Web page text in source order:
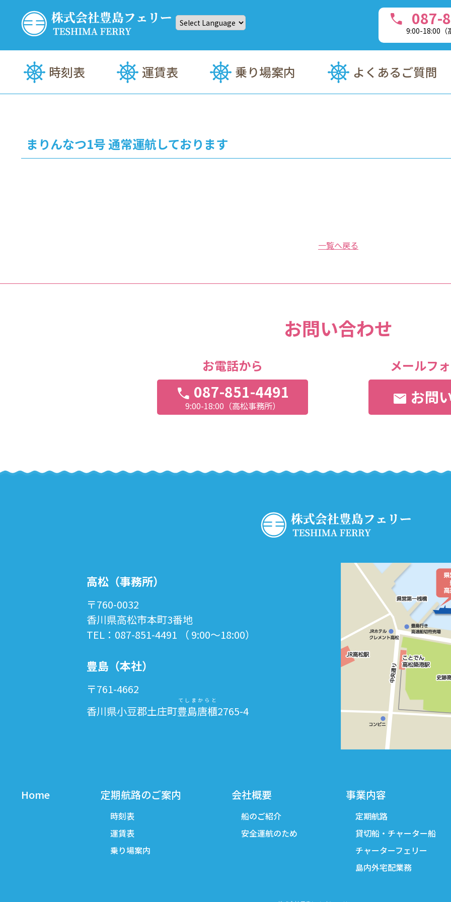
content
株式会社豊島(てしま)フェリー
高松⇔豊島(てしま)まで約35分！定期船・海上タクシー・フェリーチャーターのことなら、豊島(てしま)フェリーへ
call 087-
9:00-18:00（
時刻表 運賃表 乗り場案内 よくあるご質問
まりんなつ1号 通常運航しております
一覧へ戻る
お問い合わせ
お電話から
call 087-851-4491
9:00-18:00（高松事務所）
メールフ
mail お問
高松（事務所）
〒760-0032
香川県高松市本町3番地
TEL：087-851-4491 （ 9:00～18:00）
豊島（本社）
〒761-4662
香川県小豆郡土庄町豊島唐櫃
てしまからと
2765-4
Home 定期航路のご案内
時刻表
運賃表
乗り場案内
会社概要
船のご紹介
安全運航のため
事業内容
定期航路
貸切船・チャーター船
チャーターフェリー
島内外宅配業務